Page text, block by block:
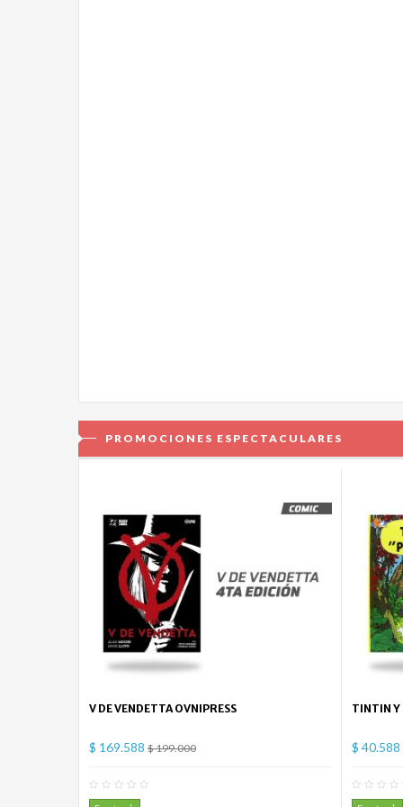
PROMOCIONES ESPECTACULARES
V DE VENDETTA OVNIPRESS
$ 169.588 $ 199.000
TINTIN Y
$ 40.588